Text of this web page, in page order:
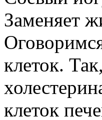
Заменяет
клеток.
клеток